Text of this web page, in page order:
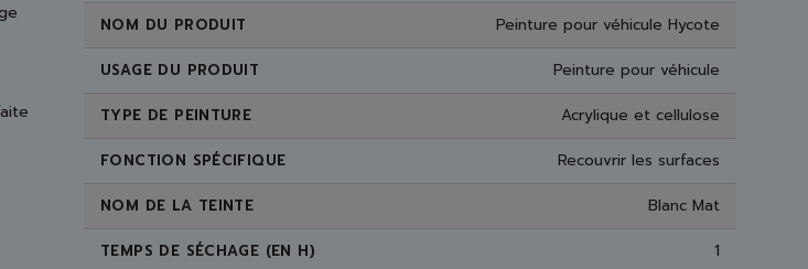
NOM DU PRODUIT Peinture pour véhicule Hycote
USAGE DU PRODUIT Peinture pour véhicule
TYPE DE PEINTURE Acrylique et cellulose
FONCTION SPÉCIFIQUE Recouvrir les surfaces
NOM DE LA TEINTE Blanc Mat
TEMPS DE SÉCHAGE (EN H) 1